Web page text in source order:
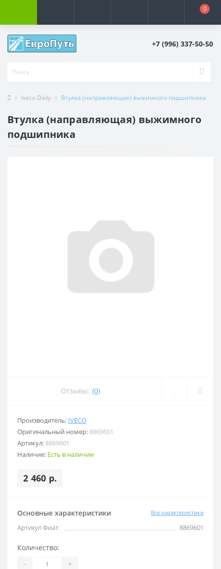
0
+7 (996) 337-50-50
Iveco Daily Втулка (направляющая) выжимного подшипника
Втулка (направляющая) выжимного
подшипника
Отзывы: (0)
Производитель: IVECO
Оригинальный номер: 8869601
Артикул: 8869601
Наличие: Есть в наличии
2 460 р.
Основные характеристики Все характеристики
Артикул Фиат: 8869601
Количество:
- +